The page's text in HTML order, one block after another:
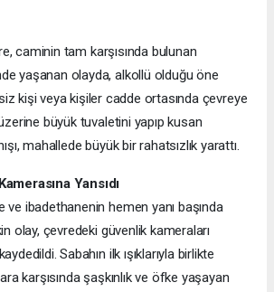
caminin tam karşısında bulunan
yaşanan olayda, alkollü olduğu öne
kişi veya kişiler cadde ortasında çevreye
büyük tuvaletini yapıp kusan
mahallede büyük bir rahatsızlık yarattı.
Yansıdı
ve ibadethanenin hemen yanı başında
olay, çevredeki güvenlik kameraları
Sabahın ilk ışıklarıyla birlikte
karşısında şaşkınlık ve öfke yaşayan